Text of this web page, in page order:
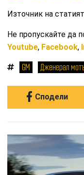
Източник на
Не пропускайте да
Youtube, Facebook,
GM Дженерал
Сподели